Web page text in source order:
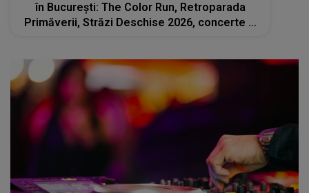
în București: The Color Run, Retroparada
Primăverii, Străzi Deschise 2026, concerte și